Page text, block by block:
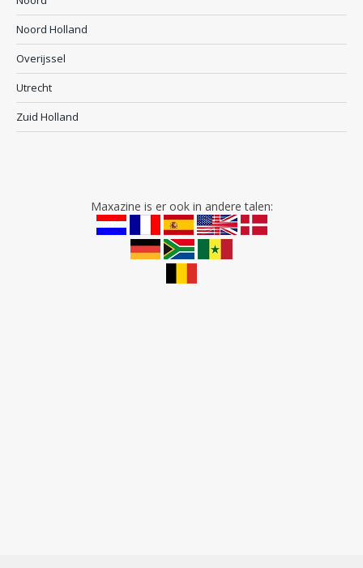
Noord Holland
Overijssel
Utrecht
Zuid Holland
Maxazine is er ook in andere talen: